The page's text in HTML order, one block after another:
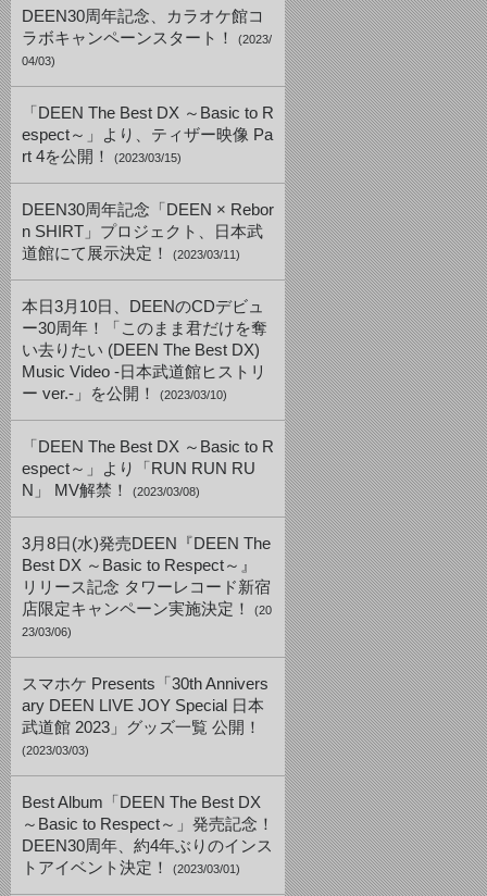
DEEN30周年記念、カラオケ館コ
ラボキャンペーンスタート！
(2023/
04/03)
「DEEN The Best DX ～Basic to R
espect～」より、ティザー映像 Pa
rt 4を公開！
(2023/03/15)
DEEN30周年記念「DEEN × Rebor
n SHIRT」プロジェクト、日本武
道館にて展示決定！
(2023/03/11)
本日3月10日、DEENのCDデビュ
ー30周年！「このまま君だけを奪
い去りたい (DEEN The Best DX)
Music Video -日本武道館ヒストリ
ー ver.-」を公開！
(2023/03/10)
「DEEN The Best DX ～Basic to R
espect～」より「RUN RUN RU
N」 MV解禁！
(2023/03/08)
3月8日(水)発売DEEN『DEEN The
Best DX ～Basic to Respect～』
リリース記念 タワーレコード新宿
店限定キャンペーン実施決定！
(20
23/03/06)
スマホケ Presents「30th Annivers
ary DEEN LIVE JOY Special 日本
武道館 2023」グッズ一覧 公開！
(2023/03/03)
Best Album「DEEN The Best DX
～Basic to Respect～」発売記念！
DEEN30周年、約4年ぶりのインス
トアイベント決定！
(2023/03/01)